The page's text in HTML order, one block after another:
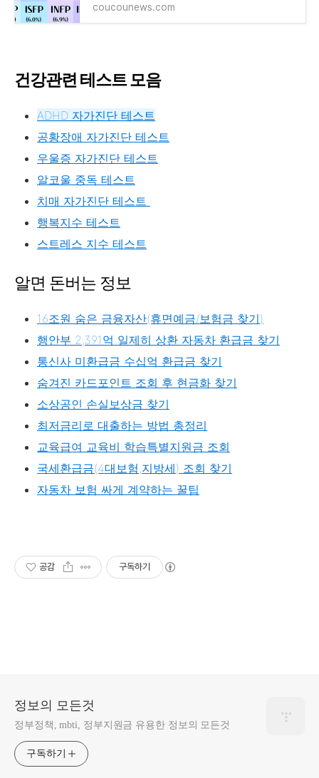
coucounews.com
건강관련 테스트 모음
ADHD 자가진단 테스트
공황장애 자가진단 테스트
우울증 자가진단 테스트
알코울 중독 테스트
치매 자가진단 테스트
행복지수 테스트
스트레스 지수 테스트
알면 돈버는 정보
16조원 숨은 금융자산(휴면예금/보험금 찾기)
행안부 2,391억 일제히 상환 자동차 환급금 찾기
통신사 미환급금 수십억 환급금 찾기
숨겨진 카드포인트 조회 후 현금화 찾기
소상공인 손실보상금 찾기
최저금리로 대출하는 방법 총정리
교육급여 교육비 학습특별지원금 조회
국세환급금(4대보험,지방세) 조회 찾기
자동차 보험 싸게 계약하는 꿀팁
공감 구독하기
정보의 모든것
정부정책, mbti, 정부지원금 유용한 정보의 모든것
구독하기